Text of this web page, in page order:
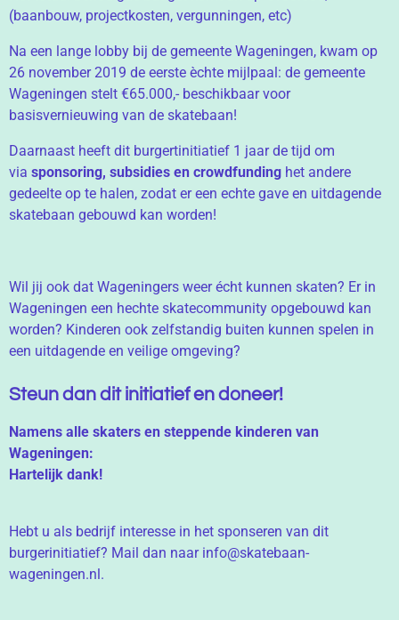
(baanbouw, projectkosten, vergunningen, etc)
Na een lange lobby bij de gemeente Wageningen, kwam op
26 november 2019 de eerste èchte mijlpaal: de gemeente
Wageningen stelt €65.000,- beschikbaar voor
basisvernieuwing van de skatebaan!
Daarnaast heeft dit burgertinitiatief 1 jaar de tijd om
via sponsoring, subsidies en crowdfunding het andere
gedeelte op te halen, zodat er een echte gave en uitdagende
skatebaan gebouwd kan worden!
Wil jij ook dat Wageningers weer écht kunnen skaten? Er in
Wageningen een hechte skatecommunity opgebouwd kan
worden? Kinderen ook zelfstandig buiten kunnen spelen in
een uitdagende en veilige omgeving?
Steun dan dit initiatief en doneer!
Namens alle skaters en steppende kinderen van
Wageningen:
Hartelijk dank!
Hebt u als bedrijf interesse in het sponseren van dit
burgerinitiatief? Mail dan naar info@skatebaan-
wageningen.nl.